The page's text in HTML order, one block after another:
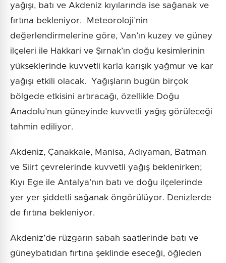
yağışı, batı ve Akdeniz kıyılarında ise sağanak ve
fırtına bekleniyor. Meteoroloji’nin
değerlendirmelerine göre, Van’ın kuzey ve güney
ilçeleri ile Hakkari ve Şırnak’ın doğu kesimlerinin
yükseklerinde kuvvetli karla karışık yağmur ve kar
yağışı etkili olacak. Yağışların bugün birçok
bölgede etkisini artıracağı, özellikle Doğu
Anadolu’nun güneyinde kuvvetli yağış görüleceği
tahmin ediliyor.
Akdeniz, Çanakkale, Manisa, Adıyaman, Batman
ve Siirt çevrelerinde kuvvetli yağış beklenirken;
Kıyı Ege ile Antalya’nın batı ve doğu ilçelerinde
yer yer şiddetli sağanak öngörülüyor. Denizlerde
de fırtına bekleniyor.
Akdeniz’de rüzgarın sabah saatlerinde batı ve
güneybatıdan fırtına şeklinde eseceği, öğleden